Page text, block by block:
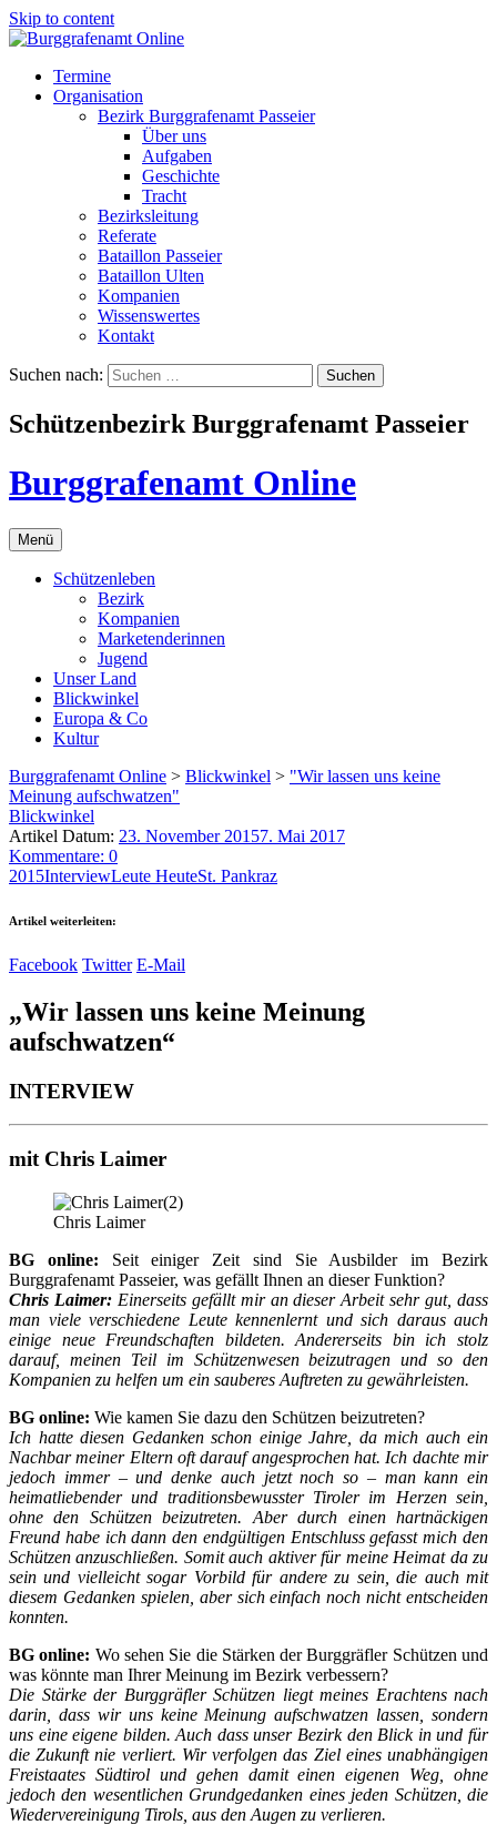
Skip to content
Termine
Organisation
Bezirk Burggrafenamt Passeier
Über uns
Aufgaben
Geschichte
Tracht
Bezirksleitung
Referate
Bataillon Passeier
Bataillon Ulten
Kompanien
Wissenswertes
Kontakt
Suchen nach:
Schützenbezirk Burggrafenamt Passeier
Burggrafenamt Online
Menü
Schützenleben
Bezirk
Kompanien
Marketenderinnen
Jugend
Unser Land
Blickwinkel
Europa & Co
Kultur
Burggrafenamt Online > Blickwinkel > "Wir lassen uns keine
Meinung aufschwatzen"
Blickwinkel
Artikel Datum: 23. November 20157. Mai 2017
Kommentare: 0
2015InterviewLeute HeuteSt. Pankraz
Artikel weiterleiten:
Facebook Twitter E-Mail
„Wir lassen uns keine Meinung
aufschwatzen“
INTERVIEW
mit Chris Laimer
Chris Laimer
BG online: Seit einiger Zeit sind Sie Ausbilder im Bezirk
Burggrafenamt Passeier, was gefällt Ihnen an dieser Funktion?
Chris Laimer:Einerseits gefällt mir an dieser Arbeit sehr gut, dass
man viele verschiedene Leute kennenlernt und sich daraus auch
einige neue Freundschaften bildeten. Andererseits bin ich stolz
darauf, meinen Teil im Schützenwesen beizutragen und so den
Kompanien zu helfen um ein sauberes Auftreten zu gewährleisten.
BG online: Wie kamen Sie dazu den Schützen beizutreten?
Ich hatte diesen Gedanken schon einige Jahre, da mich auch ein
Nachbar meiner Eltern oft darauf angesprochen hat. Ich dachte mir
jedoch immer – und denke auch jetzt noch so – man kann ein
heimatliebender und traditionsbewusster Tiroler im Herzen sein,
ohne den Schützen beizutreten. Aber durch einen hartnäckigen
Freund habe ich dann den endgültigen Entschluss gefasst mich den
Schützen anzuschließen. Somit auch aktiver für meine Heimat da zu
sein und vielleicht sogar Vorbild für andere zu sein, die auch mit
diesem Gedanken spielen, aber sich einfach noch nicht entscheiden
konnten.
BG online: Wo sehen Sie die Stärken der Burggräfler Schützen und
was könnte man Ihrer Meinung im Bezirk verbessern?
Die Stärke der Burggräfler Schützen liegt meines Erachtens nach
darin, dass wir uns keine Meinung aufschwatzen lassen, sondern
uns eine eigene bilden. Auch dass unser Bezirk den Blick in und für
die Zukunft nie verliert. Wir verfolgen das Ziel eines unabhängigen
Freistaates Südtirol und gehen damit einen eigenen Weg, ohne
jedoch den wesentlichen Grundgedanken eines jeden Schützen, die
Wiedervereinigung Tirols, aus den Augen zu verlieren.